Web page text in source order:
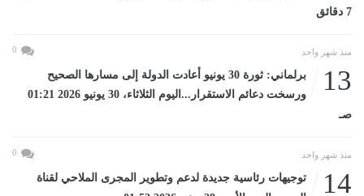
7 دقائق
منذ شهر واحد 0
13
برلماني: ثورة 30 يونيو أعادت الدولة إلى مسارها الصحيح
ورسخت دعائم الاستقرار...اليوم الثلاثاء، 30 يونيو 2026 01:21
صـ
منذ شهر واحد 0
14
توجيهات رئاسية جديدة لدعم وتطوير المجرى الملاحي لقناة